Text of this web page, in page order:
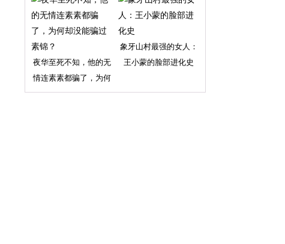
夜华至死不知，他的无
情连素素都骗了，为何
象牙山村最强的女人：
王小蒙的脸部进化史